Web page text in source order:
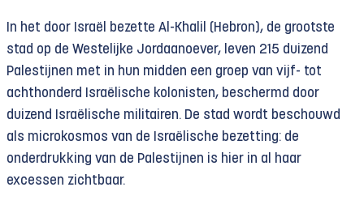
In het door Israël bezette Al-Khalil (Hebron), de grootste
stad op de Westelijke Jordaanoever, leven 215 duizend
Palestijnen met in hun midden een groep van vijf- tot
achthonderd Israëlische kolonisten, beschermd door
duizend Israëlische militairen. De stad wordt beschouwd
als microkosmos van de Israëlische bezetting: de
onderdrukking van de Palestijnen is hier in al haar
excessen zichtbaar.